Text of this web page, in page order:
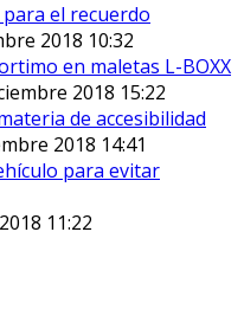
el recuerdo
2018 10:32
en maletas L-BOXX
2018 15:22
de accesibilidad
2018 14:41
para evitar
11:22